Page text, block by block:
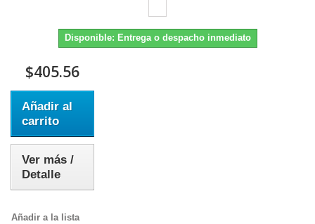
Disponible: Entrega o despacho inmediato
$405.56
Añadir al
carrito
Ver más /
Detalle
Añadir a la lista